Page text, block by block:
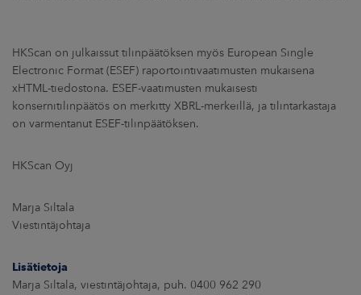
HKScan on julkaissut tilinpäätöksen myös European Single
Electronic Format (ESEF) raportointivaatimusten mukaisena
xHTML-tiedostona. ESEF-vaatimusten mukaisesti
konsernitilinpäätös on merkitty XBRL-merkeillä, ja tilintarkastaja
on varmentanut ESEF-tilinpäätöksen.
HKScan Oyj
Marja Siltala
Viestintäjohtaja
Lisätietoja
Marja Siltala, viestintäjohtaja, puh. 0400 962 290